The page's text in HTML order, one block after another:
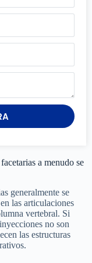
a menudo se
generalmente se
las articulaciones
vertebral. Si
no son
las estructuras